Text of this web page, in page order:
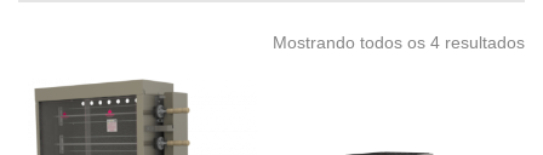
Mostrando todos os 4 resultados